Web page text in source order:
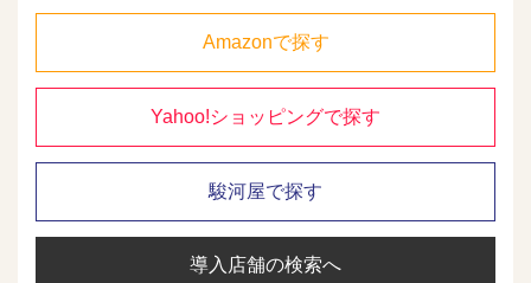
Amazonで探す
Yahoo!ショッピングで探す
駿河屋で探す
導入店舗の検索へ